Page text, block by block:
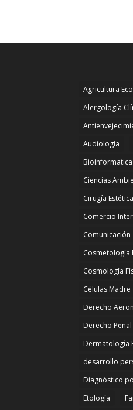
Agricultura
Alergología
Audiología
Bioinformatica
Ciencias
Cirugía Estética
Comercio
Comunicación
Cosmetología
Cosmología
Células Madre
Derecho
Derecho Penal
Dermatología
desarrollo
Diagnóstico
Etología